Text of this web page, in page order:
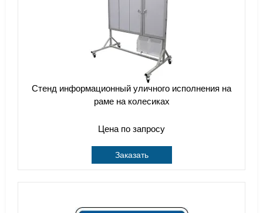
Стенд информационный уличного исполнения на
раме на колесиках
Цена по запросу
Заказать